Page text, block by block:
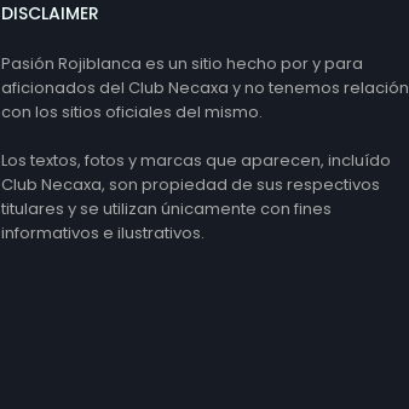
DISCLAIMER
Pasión Rojiblanca es un sitio hecho por y para
aficionados del Club Necaxa y no tenemos relación
con los sitios oficiales del mismo.
Los textos, fotos y marcas que aparecen, incluído
Club Necaxa, son propiedad de sus respectivos
titulares y se utilizan únicamente con fines
informativos e ilustrativos.